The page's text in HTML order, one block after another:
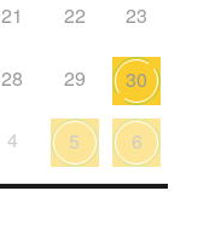
21 22 23
28 29 30
4 5 6